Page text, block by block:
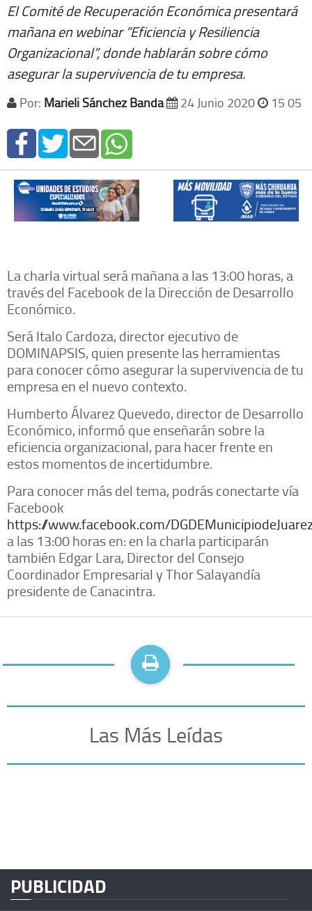
El Comité de Recuperación Económica presentará
mañana en webinar “Eficiencia y Resiliencia
Organizacional”, donde hablarán sobre cómo
asegurar la supervivencia de tu empresa.
Por: Marieli Sánchez Banda 24 Junio 2020 15 05
La charla virtual será mañana a las 13:00 horas, a
través del Facebook de la Dirección de Desarrollo
Económico.
Será Italo Cardoza, director ejecutivo de
DOMINAPSIS, quien presente las herramientas
para conocer cómo asegurar la supervivencia de tu
empresa en el nuevo contexto.
Humberto Álvarez Quevedo, director de Desarrollo
Económico, informó que enseñarán sobre la
eficiencia organizacional, para hacer frente en
estos momentos de incertidumbre.
Para conocer más del tema, podrás conectarte vía
Facebook
https://www.facebook.com/
a las 13:00 horas en: en la charla participarán
también Edgar Lara, Director del Consejo
Coordinador Empresarial y Thor Salayandía
presidente de Canacintra.
Las Más Leídas
PUBLICIDAD